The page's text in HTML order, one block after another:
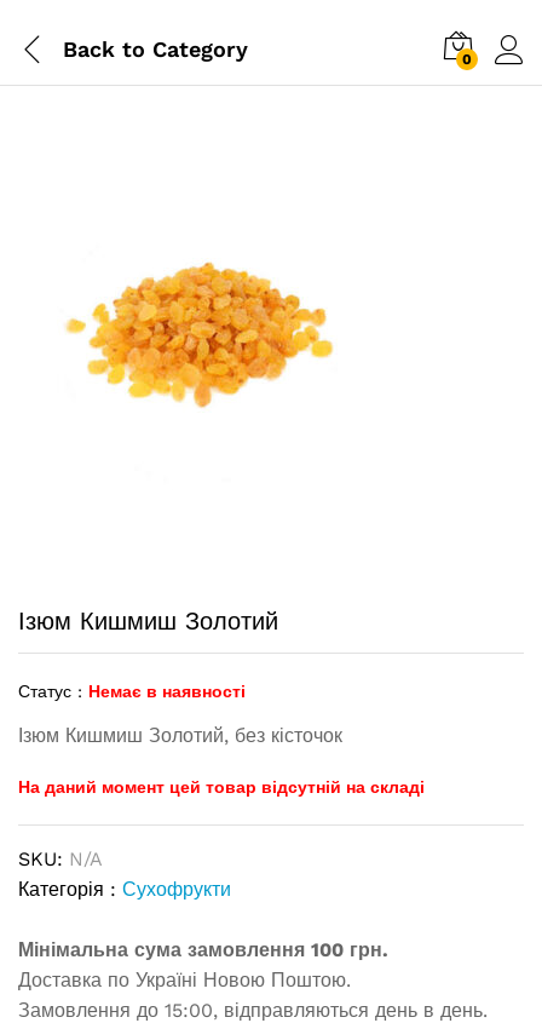
Back to Category 0
Ізюм Кишмиш Золотий
Статус : Немає в наявності
Ізюм Кишмиш Золотий, без кісточок
На даний момент цей товар відсутній на складі
SKU: N/A
Категорія : Сухофрукти
Мінімальна сума замовлення 100 грн.
Доставка по Україні Новою Поштою.
Замовлення до 15:00, відправляються день в день.